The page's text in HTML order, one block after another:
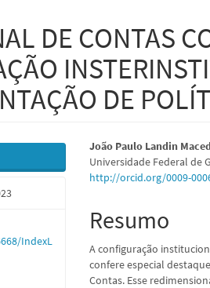
DE CONTAS
DE
IndexL
Conteúdo
do
principal
João Paulo Landin
Universidade Federal de
http://orcid.org/0009-
Resumo
A configuração
confere especial
Contas. Esse